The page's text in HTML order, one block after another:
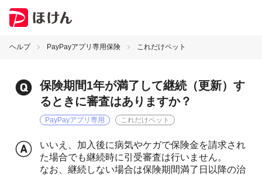
ヘルプ PayPayアプリ専用保険 これだけペット
保険期間1年が満了して継続（更新）す
るときに審査はありますか？
PayPayアプリ専用 これだけペット
いいえ、加入後に病気やケガで保険金を請求され
た場合でも継続時に引受審査は行いません。
なお、継続しない場合は保険期間満了日以降の治